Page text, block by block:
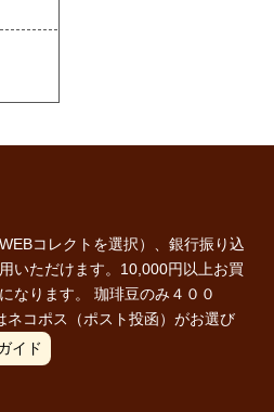
コレクトを選択）、銀行振り込
いただけます。10,000円以上お買
なります。 珈琲豆のみ４００
ネコポス（ポスト投函）がお選び
イド